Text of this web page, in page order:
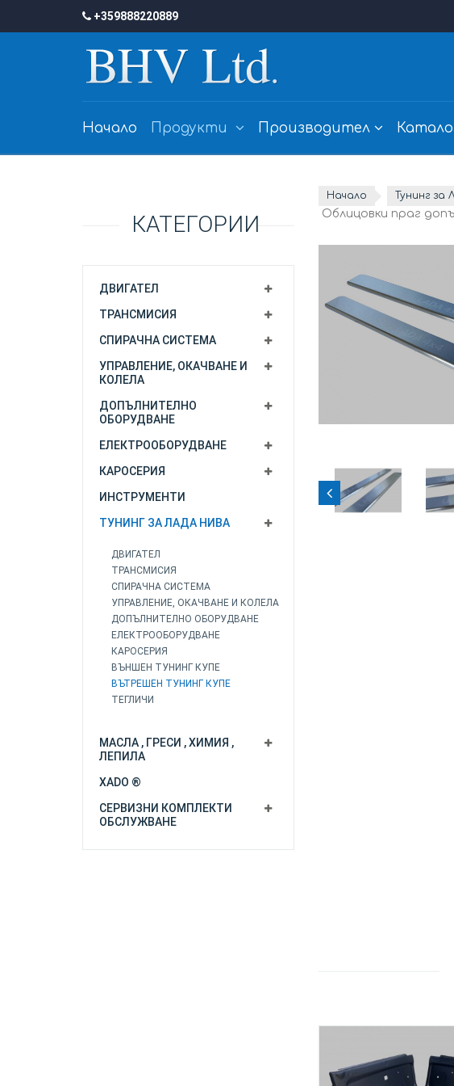
+359888220889
Начало Продукти Производител
КАТЕГОРИИ
ДВИГАТЕЛ
ТРАНСМИСИЯ
СПИРАЧНА СИСТЕМА
УПРАВЛЕНИЕ, ОКАЧВАНЕ И
КОЛЕЛА
ДОПЪЛНИТЕЛНО
ОБОРУДВАНЕ
ЕЛЕКТРООБОРУДВАНЕ
КАРОСЕРИЯ
ИНСТРУМЕНТИ
ТУНИНГ ЗА ЛАДА НИВА
ДВИГАТЕЛ
ТРАНСМИСИЯ
СПИРАЧНА СИСТЕМА
УПРАВЛЕНИЕ, ОКАЧВАНЕ И КОЛЕЛА
ДОПЪЛНИТЕЛНО ОБОРУДВАНЕ
ЕЛЕКТРООБОРУДВАНЕ
КАРОСЕРИЯ
ВЪНШЕН ТУНИНГ КУПЕ
ВЪТРЕШЕН ТУНИНГ КУПЕ
ТЕГЛИЧИ
МАСЛА , ГРЕСИ , ХИМИЯ ,
ЛЕПИЛА
XADO ®
СЕРВИЗНИ КОМПЛЕКТИ
ОБСЛУЖВАНЕ
Начало Тунинг за
Облицовки праг